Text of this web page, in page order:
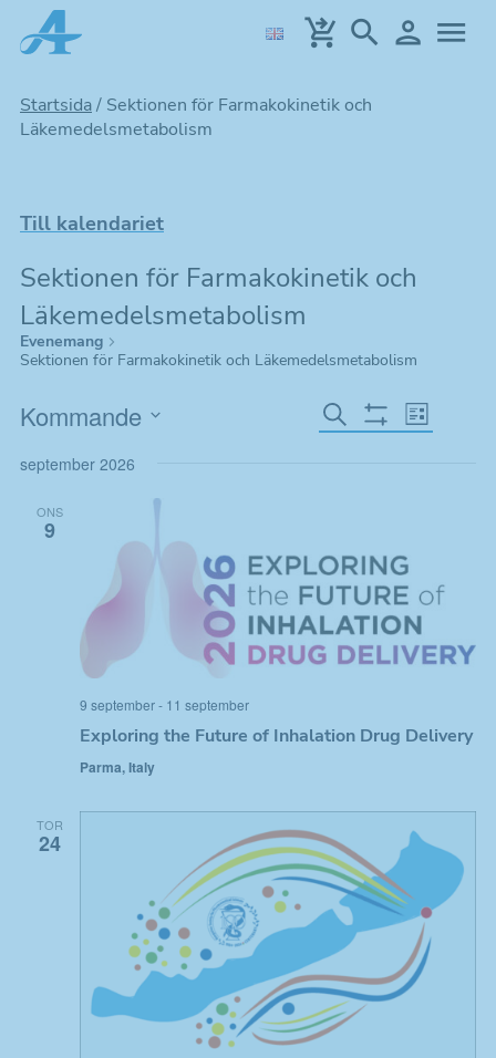
Hoppa
till
Startsida/ Sektionen för Farmakokinetik och
Läkemedelsmetabolism
Till kalendariet
Sektionen för Farmakokinetik och
Läkemedelsmetabolism
Evenemang
Sektionen för Farmakokinetik och Läkemedelsmetabolism
E
e
m
a
g
ö
k
-
c
h
Sök
Göm
E
y
n
i
e
r
n
g
Lista
Kommande
datum.
september 2026
ONS
9
9 september- 11 september
Exploring the Future of Inhalation Drug Delivery
Parma, Italy
TOR
24